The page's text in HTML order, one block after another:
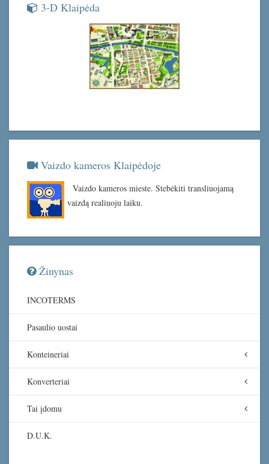
3-D Klaipėda
Vaizdo kameros Klaipėdoje
Vaizdo kameros mieste. Stebėkiti transliuojamą
vaizdą realiuoju laiku.
Žinynas
INCOTERMS
Pasaulio uostai
Konteineriai
Konverteriai
Tai įdomu
D.U.K.